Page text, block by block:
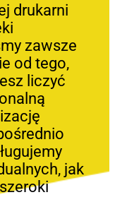
drukarni
zawsze
od tego,
liczyć
jak